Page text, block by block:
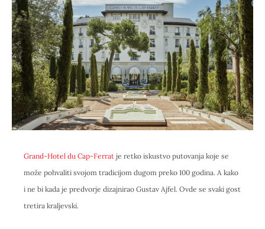
Grand-Hotel du Cap-Ferrat je retko iskustvo putovanja koje se
može pohvaliti svojom tradicijom dugom preko 100 godina. A kako
i ne bi kada je predvorje dizajnirao Gustav Ajfel. Ovde se svaki gost
tretira kraljevski.